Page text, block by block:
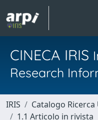
CINECA IRIS
Research
IRIS Catalogo Ricerca
1.1 Articolo in rivista